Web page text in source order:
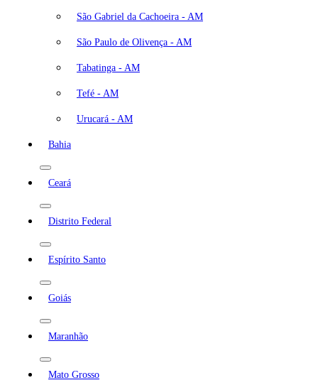
São Gabriel da Cachoeira - AM
São Paulo de Olivença - AM
Tabatinga - AM
Tefé - AM
Urucará - AM
Bahia
Ceará
Distrito Federal
Espírito Santo
Goiás
Maranhão
Mato Grosso